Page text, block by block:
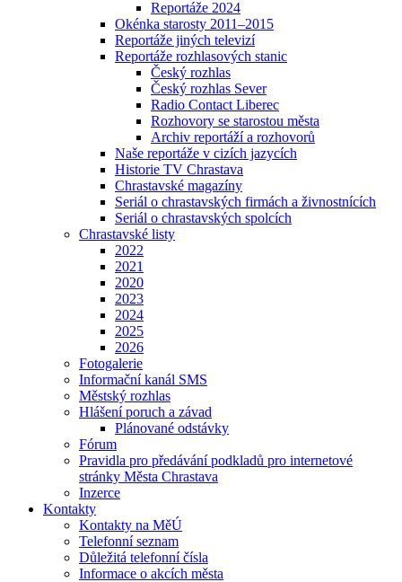
Reportáže 2024
Okénka starosty 2011–2015
Reportáže jiných televizí
Reportáže rozhlasových stanic
Český rozhlas
Český rozhlas Sever
Radio Contact Liberec
Rozhovory se starostou města
Archiv reportáží a rozhovorů
Naše reportáže v cizích jazycích
Historie TV Chrastava
Chrastavské magazíny
Seriál o chrastavských firmách a živnostnících
Seriál o chrastavských spolcích
Chrastavské listy
2022
2021
2020
2023
2024
2025
2026
Fotogalerie
Informační kanál SMS
Městský rozhlas
Hlášení poruch a závad
Plánované odstávky
Fórum
Pravidla pro předávání podkladů pro internetové
stránky Města Chrastava
Inzerce
Kontakty
Kontakty na MěÚ
Telefonní seznam
Důležitá telefonní čísla
Informace o akcích města